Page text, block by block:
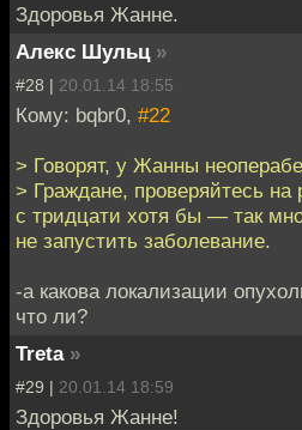
Здоровья Жанне.
Алекс Шульц »
#28 | 20.01.14 18:55
Кому: bqbr0, #22
> Говорят, у Жанны
> Граждане, проверяйтесь на
с тридцати хотя бы — так
не запустить заболевание.
-а какова локализации
что ли?
Treta »
#29 | 20.01.14 18:59
Здоровья Жанне!